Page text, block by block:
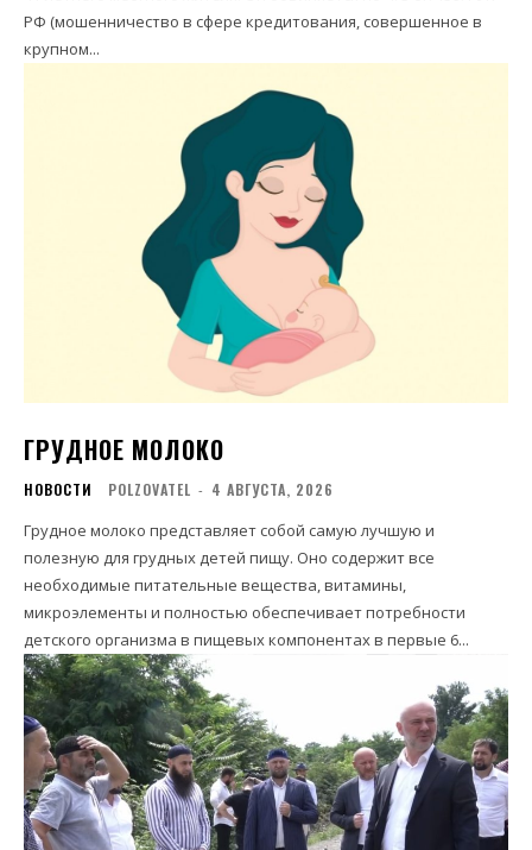
РФ (мошенничество в сфере кредитования, совершенное в
крупном...
ГРУДНОЕ МОЛОКО
НОВОСТИ POLZOVATEL - 4 АВГУСТА, 2026
Грудное молоко представляет собой самую лучшую и
полезную для грудных детей пищу. Оно содержит все
необходимые питательные вещества, витамины,
микроэлементы и полностью обеспечивает потребности
детского организма в пищевых компонентах в первые 6...